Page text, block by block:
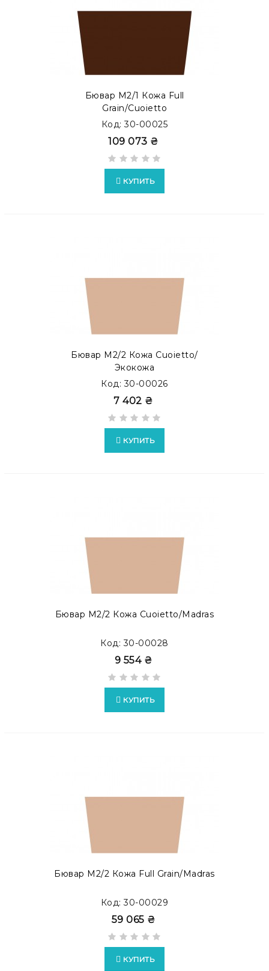
Бювар М2/1 Кожа Full
Grain/Cuoietto
Код: 30-00025
109 073 ₴
КУПИТЬ
Бювар М2/2 Кожа Cuoietto/
Экокожа
Код: 30-00026
7 402 ₴
КУПИТЬ
Бювар М2/2 Кожа Cuoietto/Madras
Код: 30-00028
9 554 ₴
КУПИТЬ
Бювар М2/2 Кожа Full Grain/Madras
Код: 30-00029
59 065 ₴
КУПИТЬ